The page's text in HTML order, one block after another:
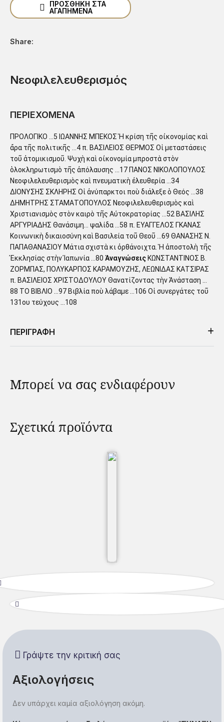
ΠΡΟΣΘΗΚΗ ΣΤΑ
ΑΓΑΠΗΜΕΝΑ
Share:
Νεοφιλελευθερισμός
ΠΕΡΙΕΧΟΜΕΝΑ
ΠΡΟΛΟΓΙΚΟ …5 ΙΩΑΝΝΗΣ ΜΠΕΚΟΣ Ἡ κρίση τῆς οἰκονομίας καὶ
ἄρα τῆς πολιτικῆς …4 π. ΒΑΣΙΛΕΙΟΣ ΘΕΡΜΟΣ Οἱ μεταστάσεις
τοῦ ἀτομικισμοῦ. Ψυχὴ καὶ οἰκονομία μπροστὰ στὸν
ὁλοκληρωτισμὸ τῆς ἀπόλαυσης …17 ΠΑΝΟΣ ΝΙΚΟΛΟΠΟΥΛΟΣ
Νεοφιλελευθερισμὸς καὶ πνευματικὴ ἐλευθερία …34
ΔΙΟΝΥΣΗΣ ΣΚΛΗΡΗΣ Οἱ ἀνύπαρκτοι ποὺ διάλεξε ὁ Θεός …38
ΔΗΜΗΤΡΗΣ ΣΤΑΜΑΤΟΠΟΥΛΟΣ Νεοφιλελευθερισμὸς καὶ
Χριστιανισμὸς στὸν καιρὸ τῆς Αὐτοκρατορίας …52 ΒΑΣΙΛΗΣ
ΑΡΓΥΡΙΑΔΗΣ Θανάσιμη… ψαλίδα …58 π. ΕΥΑΓΓΕΛΟΣ ΓΚΑΝΑΣ
Κοινωνικὴ δικαιοσύνη καὶ Βασιλεία τοῦ Θεοῦ …69 ΘΑΝΑΣΗΣ Ν.
ΠΑΠΑΘΑΝΑΣΙΟΥ Μάτια σχιστὰ κι ὀρθάνοιχτα. Ἡ ἀποστολὴ τῆς
Ἐκκλησίας στὴν Ἰαπωνία …80 Ἀναγνώσεις ΚΩΝΣΤΑΝΤΙΝΟΣ Β.
ΖΟΡΜΠΑΣ, ΠΟΛΥΚΑΡΠΟΣ ΚΑΡΑΜΟΥΖΗΣ, ΛΕΩΝΙΔΑΣ ΚΑΤΣΙΡΑΣ
π. ΒΑΣΙΛΕΙΟΣ ΧΡΙΣΤΟΔΟΥΛΟΥ Θανατίζοντας τὴν Ἀνάσταση …
88 ΤΟ ΒΙΒΛΙΟ …97 Βιβλία ποὺ λάβαμε …106 Οἱ συνεργάτες τοῦ
131ου τεύχους …108
ΠΕΡΙΓΡΑΦΗ
Μπορεί να σας ενδιαφέρουν
Σχετικά προϊόντα
Γράψτε την κριτική σας
Αξιολογήσεις
Δεν υπάρχει καμία αξιολόγηση ακόμη.